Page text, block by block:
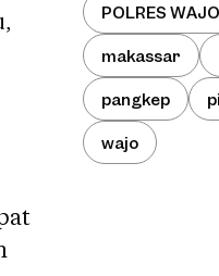
POLRES WAJO
makassar
pangkep
wajo